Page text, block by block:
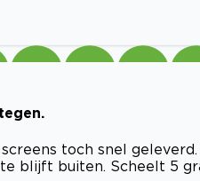
toch snel
blijft buiten. Scheelt 5